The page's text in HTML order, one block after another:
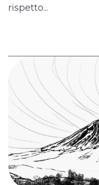
rispetto...